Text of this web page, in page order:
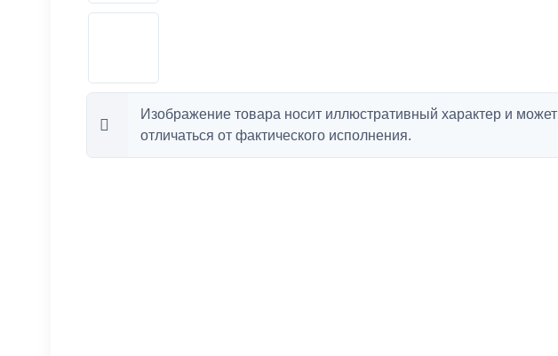
Изображение товара носит иллюстративный характер и может
отличаться от фактического исполнения.